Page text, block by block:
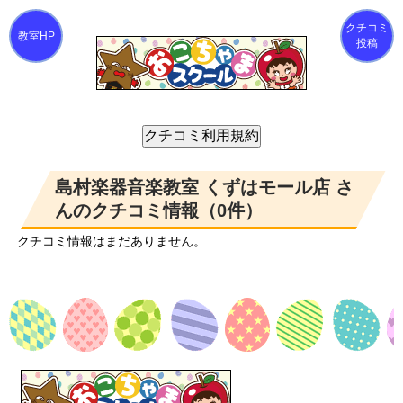
クチコミ
投稿
島村楽器音楽教室 くずはモール店 さ
んのクチコミ情報（0件）
クチコミ情報はまだありません。